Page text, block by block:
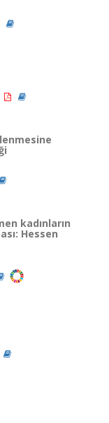
kadınların
Hessen